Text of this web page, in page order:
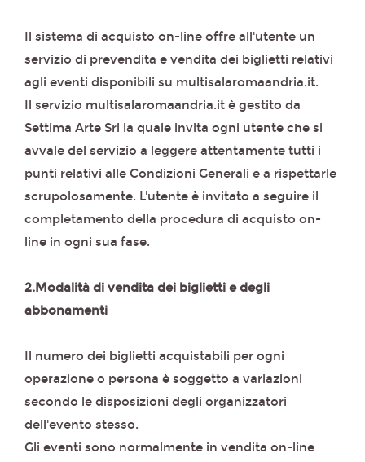
Il sistema di acquisto on-line offre all'utente un
servizio di prevendita e vendita dei biglietti relativi
agli eventi disponibili su multisalaromaandria.it.
Il servizio multisalaromaandria.it è gestito da
Settima Arte Srl la quale invita ogni utente che si
avvale del servizio a leggere attentamente tutti i
punti relativi alle Condizioni Generali e a rispettarle
scrupolosamente. L'utente è invitato a seguire il
completamento della procedura di acquisto on-
line in ogni sua fase.
2.Modalità di vendita dei biglietti e degli
abbonamenti
Il numero dei biglietti acquistabili per ogni
operazione o persona è soggetto a variazioni
secondo le disposizioni degli organizzatori
dell'evento stesso.
Gli eventi sono normalmente in vendita on-line